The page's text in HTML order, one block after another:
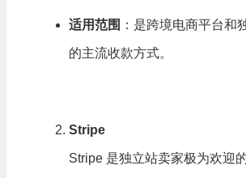
适用范围 ：是跨境电商平台和
的主流收款方式。
Stripe
Stripe 是独立站卖家极为欢迎